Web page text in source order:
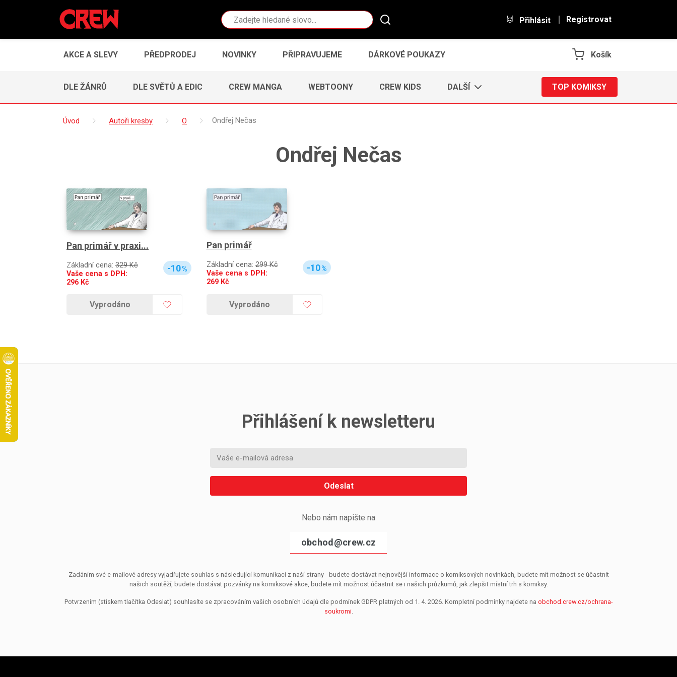
Vyhledávání Přihlásit Registrovat
AKCE A SLEVY PŘEDPRODEJ NOVINKY PŘIPRAVUJEME DÁRKOVÉ POUKAZY Košík
DLE ŽÁNRŮ DLE SVĚTŮ A EDIC CREW MANGA WEBTOONY CREW KIDS DALŠÍ TOP KOMIKSY
Úvod Autoři kresby O Ondřej Nečas
Ondřej Nečas
Pan primář v praxi...
Základní cena: 329 Kč
Vaše cena s DPH:
296 Kč
-10%
Vyprodáno
Pan primář
Základní cena:299 Kč
Vaše cena s DPH:
269Kč
-10%
Vyprodáno
Přihlášení k newsletteru
Odeslat
Nebo nám napište na
obchod@crew.cz
Zadáním své e-mailové adresy vyjadřujete souhlas s následující komunikací z naší strany - budete dostávat nejnovější informace o komiksových novinkách, budete mít možnost se účastnit
našich soutěží, budete dostávat pozvánky na komiksové akce, budete mít možnost účastnit se i našich průzkumů, jak zlepšit místní trh s komiksy.
Potvrzením (stiskem tlačítka Odeslat) souhlasíte se zpracováním vašich osobních údajů dle podmínek GDPR platných od 1. 4. 2026. Kompletní podmínky najdete na obchod.crew.cz/ochrana-
soukromi.